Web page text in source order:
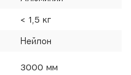
< 1,5 кг
Нейлон
3000 мм